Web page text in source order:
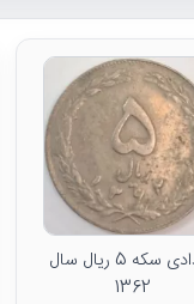
تعدادی سکه 5 ریال سال
1362